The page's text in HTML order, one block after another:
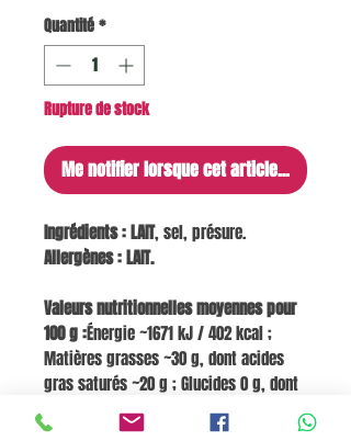
Quantité*
Rupture de stock
Me notifier lorsque cet article est
Ingrédients :LAIT, sel, présure.
Allergènes : LAIT.
Valeurs nutritionnelles moyennes pour
100 g :Énergie ~1671 kJ / 402 kcal ;
Matières grasses ~30 g, dont acides
gras saturés ~20 g ; Glucides 0 g, dont
sucres 0 g ; Protéines ~32 g ; Sel ~1,6 g
; Calcium ~1155 mg (≈144 % VNR*) ;